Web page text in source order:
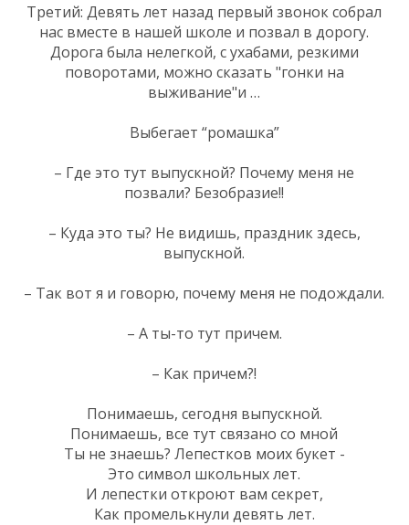
Третий: Девять лет назад первый звонок собрал
нас вместе в нашей школе и позвал в дорогу.
Дорога была нелегкой, с ухабами, резкими
поворотами, можно сказать "гонки на
выживание"и …
Выбегает “ромашка”
– Где это тут выпускной? Почему меня не
позвали? Безобразие!!
– Куда это ты? Не видишь, праздник здесь,
выпускной.
– Так вот я и говорю, почему меня не подождали.
– А ты-то тут причем.
– Как причем?!
Понимаешь, сегодня выпускной.
Понимаешь, все тут связано со мной
Ты не знаешь? Лепестков моих букет -
Это символ школьных лет.
И лепестки откроют вам секрет,
Как промелькнули девять лет.